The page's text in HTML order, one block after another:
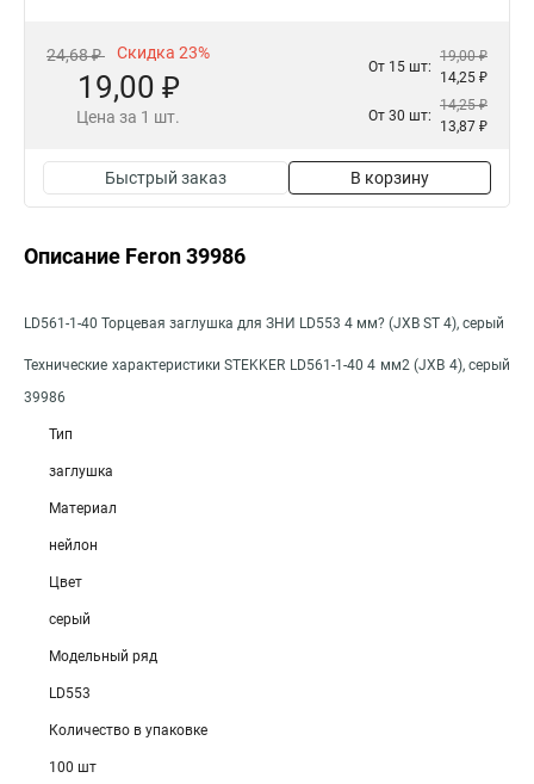
24,68 ₽ Скидка 23%
19,00 ₽
Цена за 1 шт.
От 15 шт:
19,00 ₽
14,25 ₽
От 30 шт:
14,25 ₽
13,87 ₽
Быстрый заказ В корзину
Описание Feron 39986
LD561-1-40 Торцевая заглушка для ЗНИ LD553 4 мм? (JXB ST 4), серый
Технические характеристики STEKKER LD561-1-40 4 мм2 (JXB 4), серый
39986
Тип
заглушка
Материал
нейлон
Цвет
серый
Модельный ряд
LD553
Количество в упаковке
100 шт